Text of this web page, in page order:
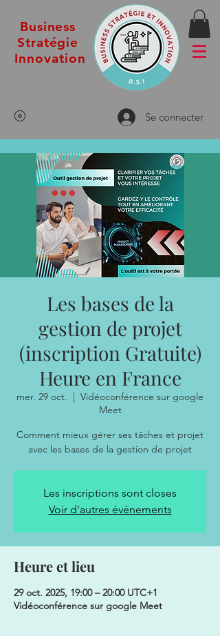
Business
Stratégie
Innovation
Se connecter
Les bases de la
gestion de projet
(inscription Gratuite)
Heure en France
mer. 29 oct.
  |
Vidéoconférence sur google
Meet
Comment mieux gérer ses tâches et projet
avec les bases de la gestion de projet
Les inscriptions sont closes
Voir d'autres événements
Heure et lieu
29 oct. 2025, 19:00 – 20:00 UTC+1
Vidéoconférence sur google Meet